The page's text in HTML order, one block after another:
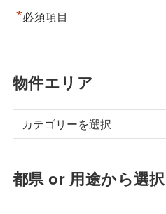
*必須項目
物件エリア
都県 or 用途から選択